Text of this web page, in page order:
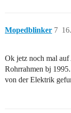
Mopedblinker 7
Ok jetz noch mal auf
Rohrrahmen bj
von der Elektrik